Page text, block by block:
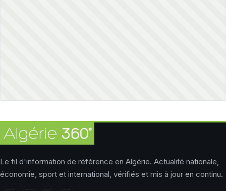
Le fil d'information de référence en Algérie. Actualité nationale,
économie, sport et international, vérifiés et mis à jour en continu.